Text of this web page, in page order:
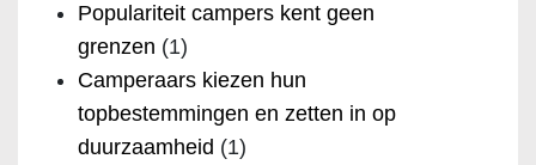
Populariteit campers kent geen
grenzen (1)
Camperaars kiezen hun
topbestemmingen en zetten in op
duurzaamheid (1)